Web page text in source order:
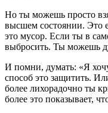
Но ты можешь просто
высшем состоянии. Это
это мусор. Если ты в
выбросить. Ты можешь
И помни, думать: «Я
способ это защитить.
более лихорадочно ты
более это показывает,